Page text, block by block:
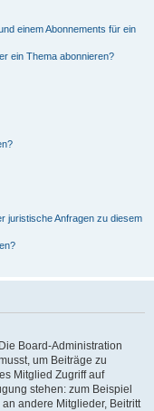
einem Abonnements für ein
ein Thema abonnieren?
juristische Anfragen zu diesem
Board-Administration
um Beiträge zu
Mitglied Zugriff auf
stehen: zum Beispiel
andere Mitglieder, Beitritt